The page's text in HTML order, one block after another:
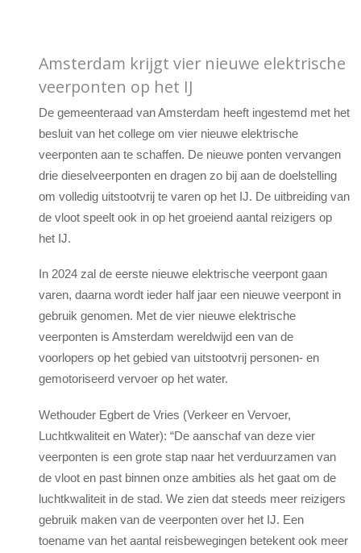
Amsterdam krijgt vier nieuwe elektrische
veerponten op het IJ
De gemeenteraad van Amsterdam heeft ingestemd met het
besluit van het college om vier nieuwe elektrische
veerponten aan te schaffen. De nieuwe ponten vervangen
drie dieselveerponten en dragen zo bij aan de doelstelling
om volledig uitstootvrij te varen op het IJ. De uitbreiding van
de vloot speelt ook in op het groeiend aantal reizigers op
het IJ.
In 2024 zal de eerste nieuwe elektrische veerpont gaan
varen, daarna wordt ieder half jaar een nieuwe veerpont in
gebruik genomen. Met de vier nieuwe elektrische
veerponten is Amsterdam wereldwijd een van de
voorlopers op het gebied van uitstootvrij personen- en
gemotoriseerd vervoer op het water.
Wethouder Egbert de Vries (Verkeer en Vervoer,
Luchtkwaliteit en Water): “De aanschaf van deze vier
veerponten is een grote stap naar het verduurzamen van
de vloot en past binnen onze ambities als het gaat om de
luchtkwaliteit in de stad. We zien dat steeds meer reizigers
gebruik maken van de veerponten over het IJ. Een
toename van het aantal reisbewegingen betekent ook meer